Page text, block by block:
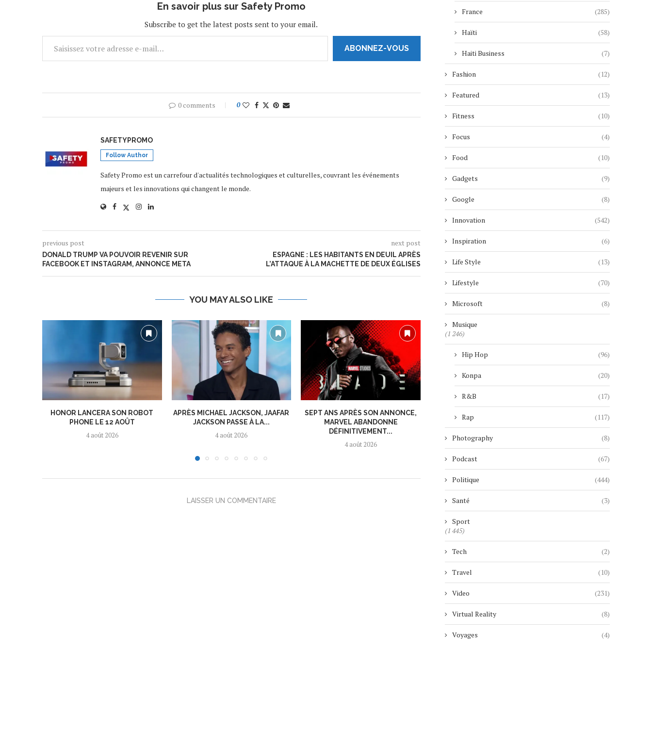
En savoir plus sur Safety Promo
Subscribe to get the latest posts sent to your email.
ABONNEZ-VOUS
0 comments 0
SAFETYPROMO
Follow Author
Safety Promo est un carrefour d'actualités technologiques et culturelles, couvrant les événements
majeurs et les innovations qui changent le monde.
previous post
DONALD TRUMP VA POUVOIR REVENIR SUR
FACEBOOK ET INSTAGRAM, ANNONCE META
next post
ESPAGNE : LES HABITANTS EN DEUIL APRÈS
L’ATTAQUE À LA MACHETTE DE DEUX ÉGLISES
YOU MAY ALSO LIKE
HONOR LANCERA SON ROBOT
PHONE LE 12 AOÛT
4 août 2026
APRÈS MICHAEL JACKSON, JAAFAR
JACKSON PASSE À LA...
4 août 2026
SEPT ANS APRÈS SON ANNONCE,
MARVEL ABANDONNE
DÉFINITIVEMENT...
4 août 2026
LEGACY TOUR », UNE
4 août 2026
DE L’APP STORE PAR
4 août 2026
LAISSER UN COMMENTAIRE
France (285)
Haïti (58)
Haiti Business (7)
Fashion (12)
Featured (13)
Fitness (10)
Focus (4)
Food (10)
Gadgets (9)
Google (8)
Innovation (542)
Inspiration (6)
Life Style (13)
Lifestyle (70)
Microsoft (8)
Musique
(1 246)
Hip Hop (96)
Konpa (20)
R&B (17)
Rap (117)
Photography (8)
Podcast (67)
Politique (444)
Santé (3)
Sport
(1 445)
Tech (2)
Travel (10)
Video (231)
Virtual Reality (8)
Voyages (4)